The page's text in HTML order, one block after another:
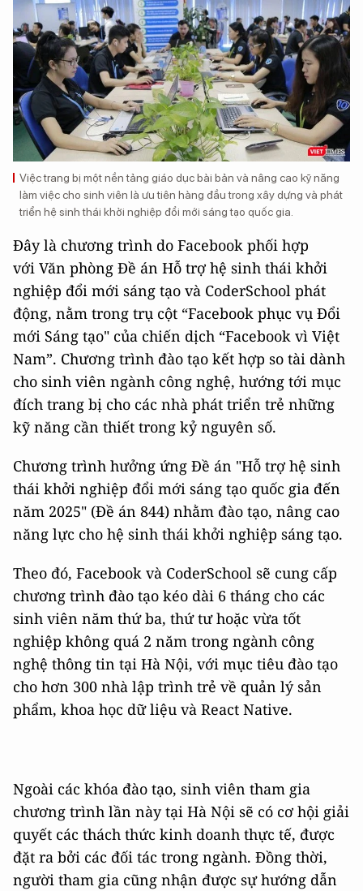
Việc trang bị một nền tảng giáo dục bài bản và nâng cao kỹ năng
làm việc cho sinh viên là ưu tiên hàng đầu trong xây dựng và phát
triển hệ sinh thái khởi nghiệp đổi mới sáng tạo quốc gia.
Đây là chương trình do Facebook phối hợp
với Văn phòng Đề án Hỗ trợ hệ sinh thái khởi
nghiệp đổi mới sáng tạo và CoderSchool phát
động, nằm trong trụ cột “Facebook phục vụ Đổi
mới Sáng tạo" của chiến dịch “Facebook vì Việt
Nam”. Chương trình đào tạo kết hợp so tài dành
cho sinh viên ngành công nghệ, hướng tới mục
đích trang bị cho các nhà phát triển trẻ những
kỹ năng cần thiết trong kỷ nguyên số.
Chương trình hưởng ứng Đề án "Hỗ trợ hệ sinh
thái khởi nghiệp đổi mới sáng tạo quốc gia đến
năm 2025" (Đề án 844) nhằm đào tạo, nâng cao
năng lực cho hệ sinh thái khởi nghiệp sáng tạo.
Theo đó, Facebook và CoderSchool sẽ cung cấp
chương trình đào tạo kéo dài 6 tháng cho các
sinh viên năm thứ ba, thứ tư hoặc vừa tốt
nghiệp không quá 2 năm trong ngành công
nghệ thông tin tại Hà Nội, với mục tiêu đào tạo
cho hơn 300 nhà lập trình trẻ về quản lý sản
phẩm, khoa học dữ liệu và React Native.
Ngoài các khóa đào tạo, sinh viên tham gia
chương trình lần này tại Hà Nội sẽ có cơ hội giải
quyết các thách thức kinh doanh thực tế, được
đặt ra bởi các đối tác trong ngành. Đồng thời,
người tham gia cũng nhận được sự hướng dẫn